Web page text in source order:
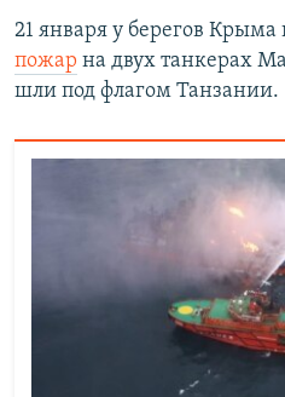
21 января у берегов
пожар на двух танкерах
шли под флагом Танзании.​